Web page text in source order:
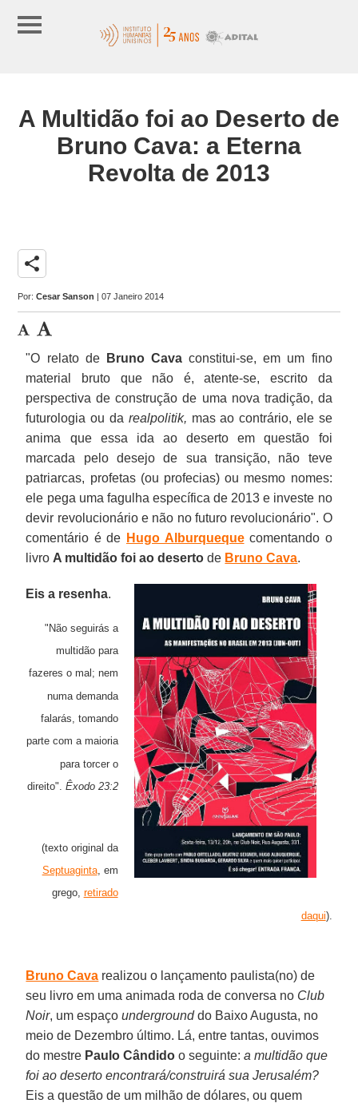
A Multidão foi ao Deserto de
Bruno Cava: a Eterna
Revolta de 2013
share
Por:Cesar Sanson | 07 Janeiro 2014
"O relato de Bruno Cava constitui-se, em um fino
material bruto que não é, atente-se, escrito da
perspectiva de construção de uma nova tradição, da
futurologia ou da realpolitik, mas ao contrário, ele se
anima que essa ida ao deserto em questão foi
marcada pelo desejo de sua transição, não teve
patriarcas, profetas (ou profecias) ou mesmo nomes:
ele pega uma fagulha específica de 2013 e investe no
devir revolucionário e não no futuro revolucionário". O
comentário é de Hugo Alburquequecomentando o
livro A multidão foi ao deserto de Bruno Cava.
Eis a resenha.
"Não seguirás a
multidão para
fazeres o mal; nem
numa demanda
falarás, tomando
parte com a maioria
para torcer o
direito". Êxodo 23:2
(texto original da
Septuaginta, em
grego, retirado
daqui).
Bruno Cava realizou o lançamento paulista(no) de
seu livro em uma animada roda de conversa no Club
Noir, um espaçoundergrounddo Baixo Augusta, no
meio de Dezembro último. Lá, entre tantas, ouvimos
do mestre Paulo Cândido o seguinte:a multidão que
foi ao deserto encontrará/construirá sua Jerusalém?
Eis a questão de um milhão de dólares, ou quem